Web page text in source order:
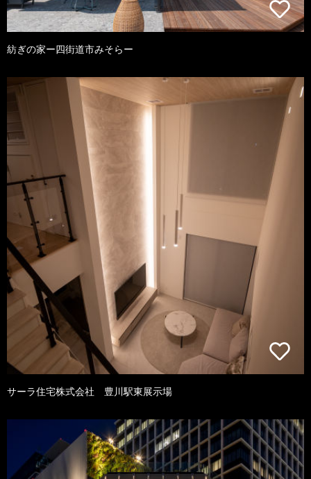
紡ぎの家ー四街道市みそらー
サーラ住宅株式会社 豊川駅東展示場